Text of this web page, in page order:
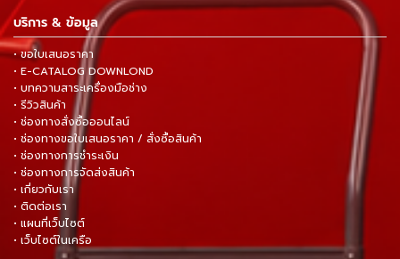
บริการ & ข้อมูล
• ขอใบเสนอราคา
• E-CATALOG DOWNLOND
• บทความสาระเครื่องมือช่าง
• รีวิวสินค้า
• ช่องทางสั่งซื้อออนไลน์
• ช่องทางขอใบเสนอราคา / สั่งซื้อสินค้า
• ช่องทางการชำระเงิน
• ช่องทางการจัดส่งสินค้า
• เกี่ยวกับเรา
• ติดต่อเรา
• แผนที่เว็บไซต์
• เว็บไซต์ในเครือ